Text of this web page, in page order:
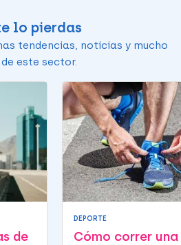
lo pierdas
tendencias, noticias y mucho
este sector.
de
DEPORTE
Cómo correr una